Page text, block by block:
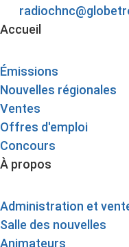
Accueil
Émissions
Nouvelles régionales
Ventes
Offres d'emploi
Concours
À propos
Administration et
Salle des nouvelles
Animateurs